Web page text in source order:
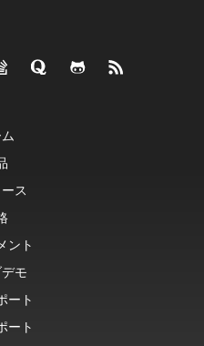
ス
ント
モ
ート
ート